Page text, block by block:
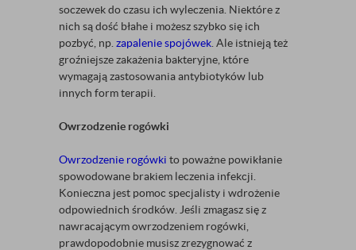
soczewek do czasu ich wyleczenia. Niektóre z
nich są dość błahe i możesz szybko się ich
pozbyć, np. zapalenie spojówek . Ale istnieją też
groźniejsze zakażenia bakteryjne, które
wymagają zastosowania antybiotyków lub
innych form terapii.
Owrzodzenie rogówki
Owrzodzenie rogówki to poważne powikłanie
spowodowane brakiem leczenia infekcji.
Konieczna jest pomoc specjalisty i wdrożenie
odpowiednich środków. Jeśli zmagasz się z
nawracającym owrzodzeniem rogówki,
prawdopodobnie musisz zrezygnować z